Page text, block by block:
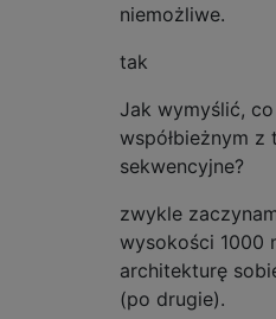
niemożliwe.
tak
Jak wymyślić,
współbieżnym z
sekwencyjne?
zwykle
wysokości 1000
architekturę
(po drugie).